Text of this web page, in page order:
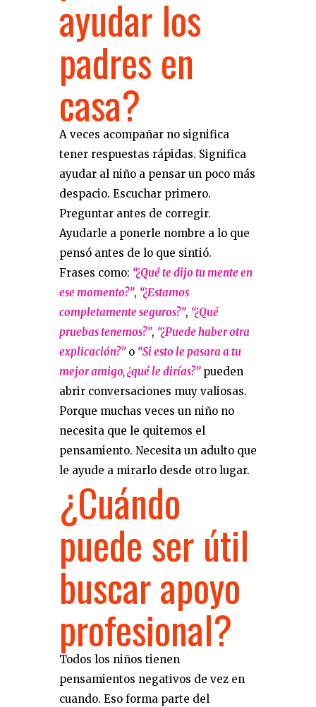
ayudar los
padres en
casa?
A veces acompañar no significa
tener respuestas rápidas. Significa
ayudar al niño a pensar un poco más
despacio. Escuchar primero.
Preguntar antes de corregir.
Ayudarle a ponerle nombre a lo que
pensó antes de lo que sintió.
Frases como: “¿Qué te dijo tu mente en
ese momento?”, “¿Estamos
completamente seguros?”, “¿Qué
pruebas tenemos?”, “¿Puede haber otra
explicación?”o “Si esto le pasara a tu
mejor amigo, ¿qué le dirías?” pueden
abrir conversaciones muy valiosas.
Porque muchas veces un niño no
necesita que le quitemos el
pensamiento. Necesita un adulto que
le ayude a mirarlo desde otro lugar.
¿Cuándo
puede ser útil
buscar apoyo
profesional?
Todos los niños tienen
pensamientos negativos de vez en
cuando. Eso forma parte del